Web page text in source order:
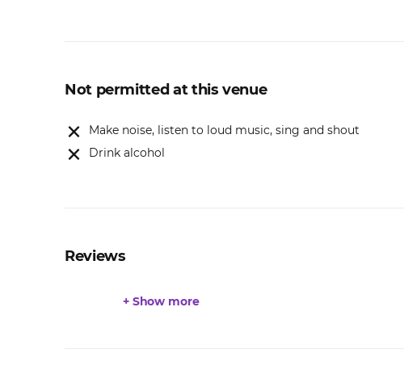
Not permitted at this venue
Make noise, listen to loud music, sing and shout
Drink alcohol
Reviews
+ Show more